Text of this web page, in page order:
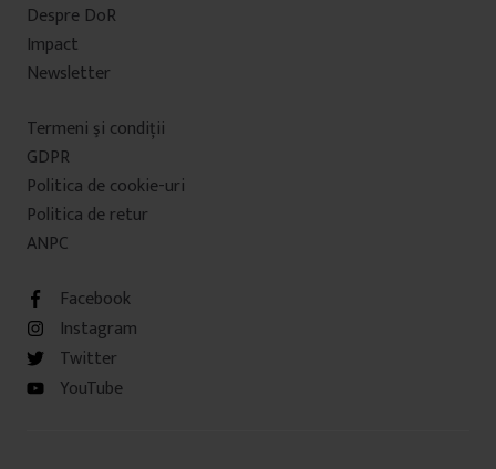
Despre DoR
Impact
Newsletter
Termeni şi condiţii
GDPR
Politica de cookie-uri
Politica de retur
ANPC
Facebook
Instagram
Twitter
YouTube